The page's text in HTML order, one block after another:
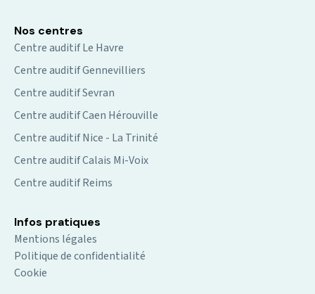
Infos pratiques
Mentions légales
Politique de confidentialité
Cookie
Nos centres
Centre auditif Le Havre
Centre auditif Gennevilliers
Centre auditif Sevran
Centre auditif Caen Hérouville
Centre auditif Nice - La Trinité
Centre auditif Calais Mi-Voix
Centre auditif Reims